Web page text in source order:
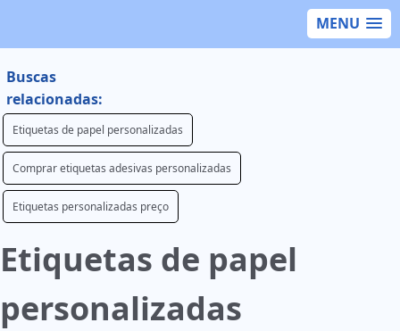
MENU
Buscas
relacionadas:
Etiquetas de papel personalizadas
Comprar etiquetas adesivas personalizadas
Etiquetas personalizadas preço
Etiquetas de papel
personalizadas